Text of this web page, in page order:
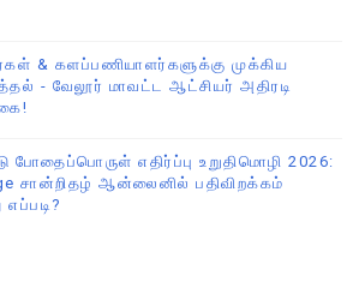
& களப்பணியாளர்களுக்கு முக்கிய
- வேலூர் மாவட்ட ஆட்சியர் அதிரடி
போதைப்பொருள் எதிர்ப்பு உறுதிமொழி 2026:
சான்றிதழ் ஆன்லைனில் பதிவிறக்கம்